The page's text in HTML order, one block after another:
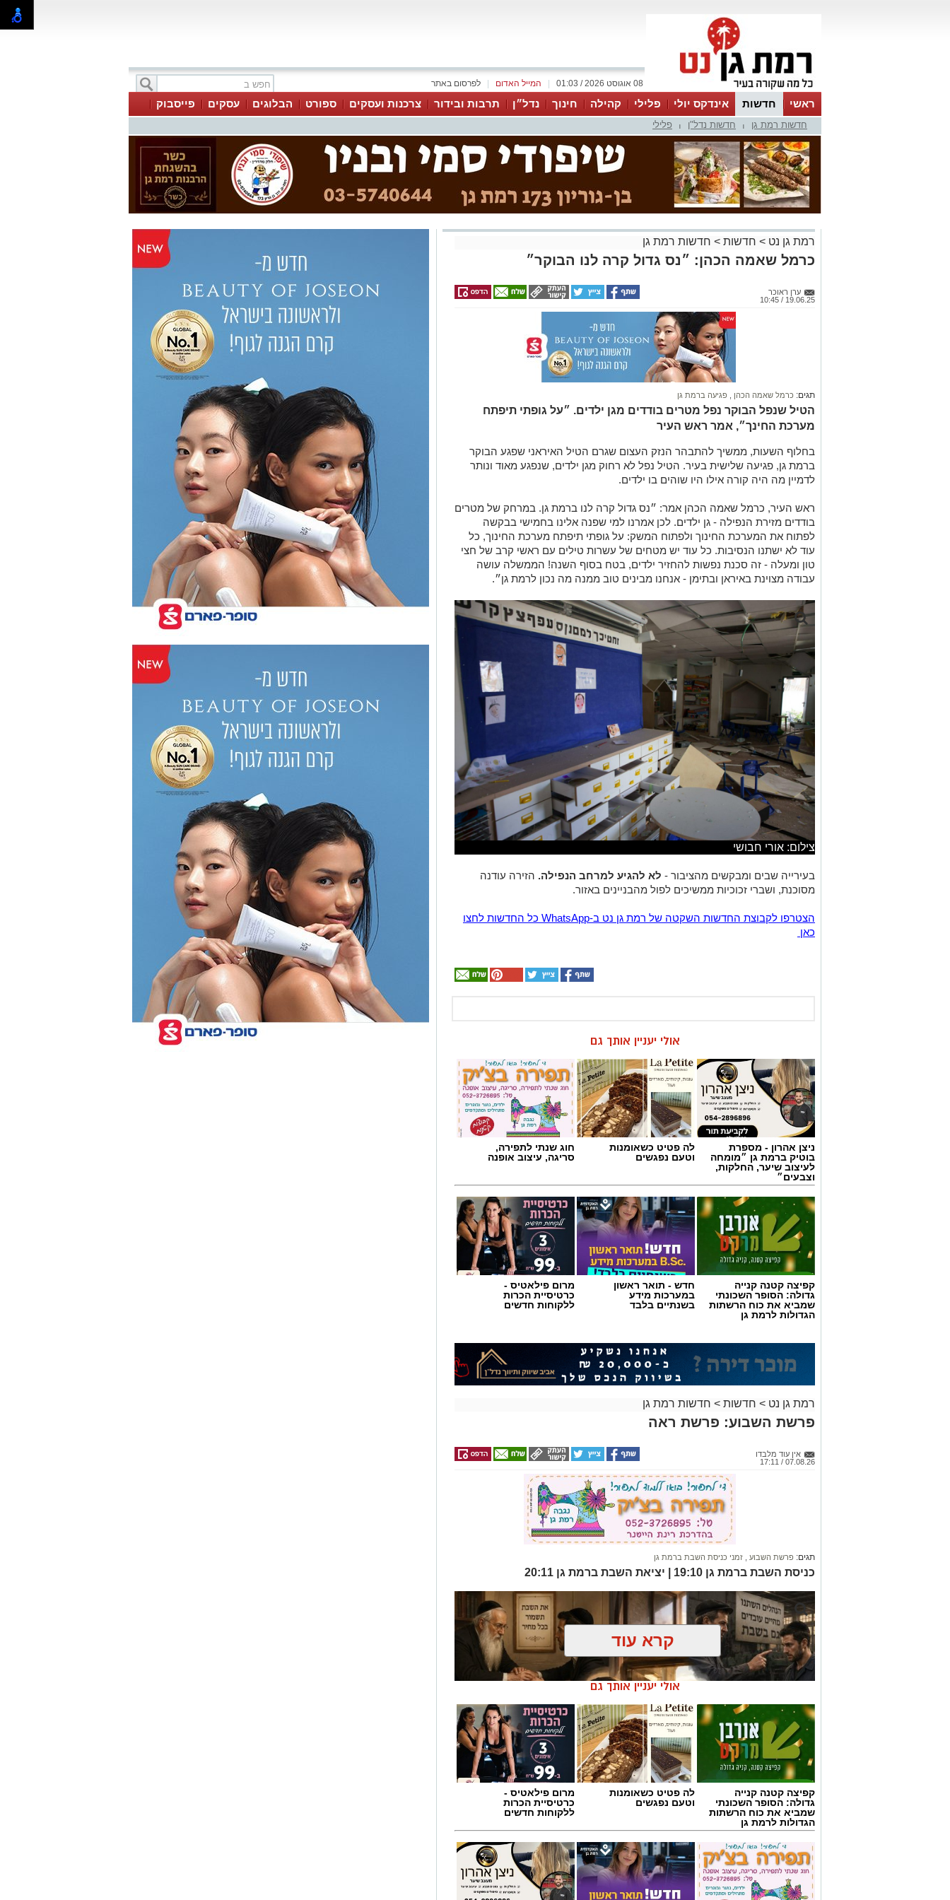
לפרסום באתר המייל האדום 08 אוגוסט 2026 / 01:03
ראשי חדשות אינדקס יולי פלילי קהילה חינוך נדל״ן תרבות ובידור צרכנות ועסקים ספורט הבלוגים עסקים
פייסבוק
ווטסאפ
חדשות רמת גן חדשות נדל"ן פלילי
רמת גן נט > חדשות > חדשות רמת גן
כרמל שאמה הכהן: ״נס גדול קרה לנו הבוקר״
ערן ראוכר
19.06.25 / 10:45
תגים: כרמל שאמה הכהן פגיעה ברמת גן
הטיל שנפל הבוקר נפל מטרים בודדים מגן ילדים. ״על גופתי תיפתח
מערכת החינך״, אמר ראש העיר
בחלוף השעות, ממשיך להתבהר הנזק העצום שגרם הטיל האיראני שפגע הבוקר
ברמת גן, פגיעה שלישית בעיר. הטיל נפל לא רחוק מגן ילדים, שנפגע מאוד ונותר
לדמיין מה היה קורה אילו היו שוהים בו ילדים.
ראש העיר, כרמל שאמה הכהן אמר: ״נס גדול קרה לנו ברמת גן. במרחק של מטרים
בודדים מזירת הנפילה - גן ילדים. לכן אמרנו למי שפנה אלינו בחמישי בבקשה
לפתוח את המערכת החינוך ולפתוח המשק: על גופתי תיפתח מערכת החינוך, כל
עוד לא ישתנו הנסיבות. כל עוד יש מטחים של עשרות טילים עם ראשי קרב של חצי
טון ומעלה - זה סכנת נפשות להחזיר ילדים, בטח בסוף השנה! הממשלה עושה
עבודה מצוינת באיראן ובתימן - אנחנו מבינים טוב ממנה מה נכון לרמת גן״.
צילום: אורי חבושי
בעירייה שבים ומבקשים מהציבור - לא להגיע למרחב הנפילה. הזירה עודנה
מסוכנת, ושברי זכוכיות ממשיכים לפול מהבניינים באזור.
הצטרפו לקבוצת החדשות השקטה של רמת גן נט ב-WhatsApp כל החדשות לחצו
כאן
אולי יעניין אותך גם
ניצן אהרון - מספרת
בוטיק ברמת גן ״מומחה
לעיצוב שיער, החלקות,
וצבעים״
לה פטיט כשאומנות
וטעם נפגשים
חוג שנתי לתפירה,
סריגה, עיצוב אופנה
קפיצה קטנה קנייה
גדולה: הסופר השכונתי
שמביא את כוח הרשתות
הגדולות לרמת גן
חדש - תואר ראשון
במערכות מידע
בשנתיים בלבד
מרום פילאטיס -
כרטיסיית הכרות
ללקוחות חדשים
רמת גן נט > חדשות > חדשות רמת גן
פרשת השבוע: פרשת ראה
אין עוד מלבדו
07.08.26 / 17:11
תגים: פרשת השבוע זמני כניסת השבת ברמת גן
כניסת השבת ברמת גן 19:10 | יציאת השבת ברמת גן 20:11
אילוסטרציה AI
הברכה מתחילה הרבה לפני הנס
קרא עוד
אולי יעניין אותך גם
קפיצה קטנה קנייה
גדולה: הסופר השכונתי
שמביא את כוח הרשתות
הגדולות לרמת גן
לה פטיט כשאומנות
וטעם נפגשים
מרום פילאטיס -
כרטיסיית הכרות
ללקוחות חדשים